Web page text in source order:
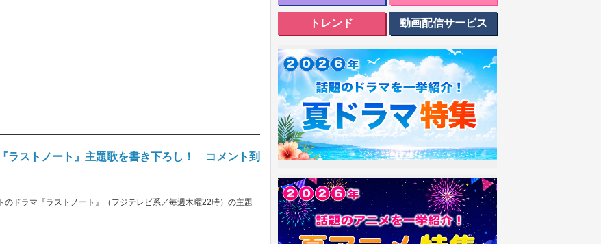
ラストノート』主題歌を書き下ろし！ コメント到
ドラマ『ラストノート』（フジテレビ系／毎週木曜22時）の主題
トレンド 動画配信サービス